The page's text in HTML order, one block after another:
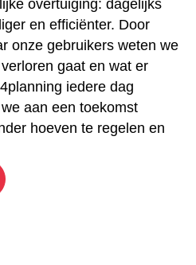
overtuiging: dagelijks
en efficiënter. Door
onze gebruikers weten we
gaat en wat er
iedere dag
aan een toekomst
hoeven te regelen en